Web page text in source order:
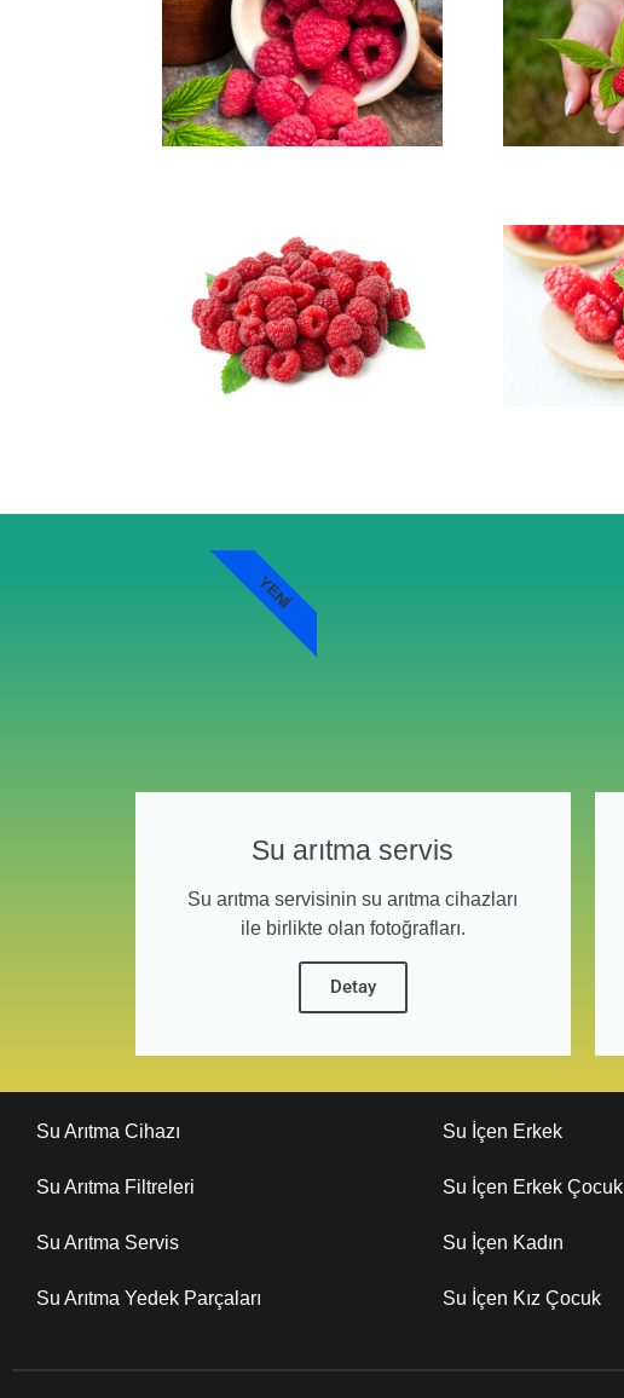
Su arıtma servis
Su arıtma servisinin su arıtma cihazları
ile birlikte olan fotoğrafları.
Detay
YENI
Su Arıtma Cihazı
Su Arıtma Filtreleri
Su Arıtma Servis
Su Arıtma Yedek Parçaları
Su İçen Erkek
Su İçen Erkek Çocuk
Su İçen Kadın
Su İçen Kız Çocuk